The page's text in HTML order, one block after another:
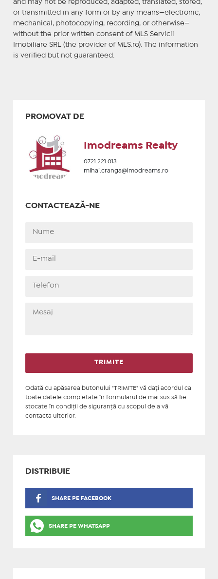
and may not be reproduced, adapted, translated, stored,
or transmitted in any form or by any means—electronic,
mechanical, photocopying, recording, or otherwise—
without the prior written consent of MLS Servicii
Imobiliare SRL (the provider of MLS.ro). The information
is verified but not guaranteed.
PROMOVAT DE
Imodreams Realty
0721.221.013
mihai.cranga@imodreams.ro
CONTACTEAZĂ-NE
Odată cu apăsarea butonului "TRIMITE" vă daţi acordul ca
toate datele completate în formularul de mai sus să fie
stocate în condiţii de siguranţă cu scopul de a vă
contacta ulterior.
DISTRIBUIE
SHARE PE FACEBOOK
SHARE PE WHATSAPP